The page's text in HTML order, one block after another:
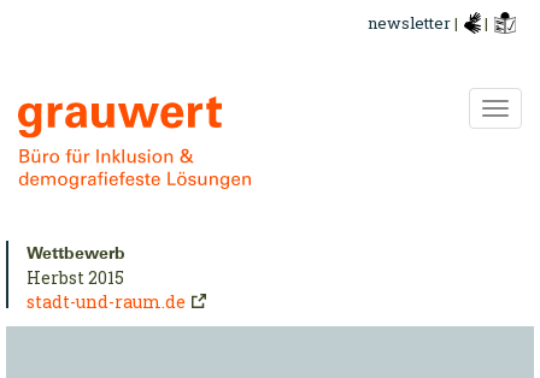
newsletter| |
Wettbewerb
Herbst 2015
stadt-und-raum.de